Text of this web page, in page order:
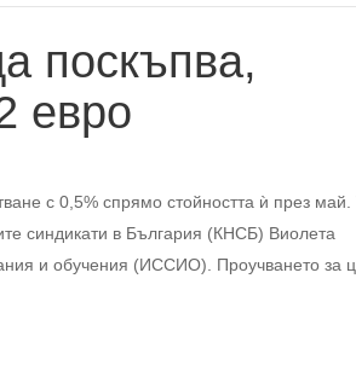
поскъпва,
евро
с 0,5% спрямо стойността ѝ през май.
синдикати в България (КНСБ) Виолета
и обучения (ИССИО). Проучването за